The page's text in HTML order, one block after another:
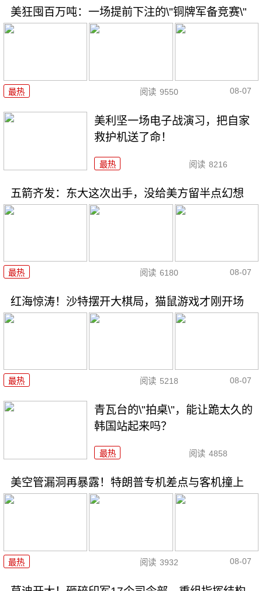
美狂囤百万吨：一场提前下注的\"铜牌军备竞赛\"
最热 阅读 9550 08-07
美利坚一场电子战演习，把自家
救护机送了命！
最热 阅读 8216
五箭齐发：东大这次出手，没给美方留半点幻想
最热 阅读 6180 08-07
红海惊涛！沙特摆开大棋局，猫鼠游戏才刚开场
最热 阅读 5218 08-07
青瓦台的\"拍桌\"，能让跪太久的
韩国站起来吗？
最热 阅读 4858
美空管漏洞再暴露！特朗普专机差点与客机撞上
最热 阅读 3932 08-07